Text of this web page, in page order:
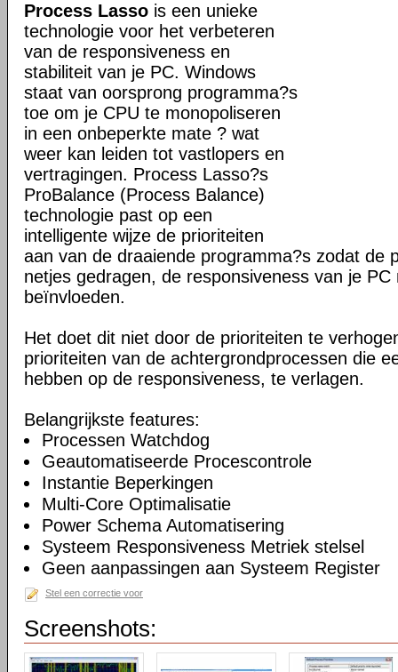
Process Lasso is een unieke
technologie voor het verbeteren
van de responsiveness en
stabiliteit van je PC. Windows
staat van oorsprong programma?s
toe om je CPU te monopoliseren
in een onbeperkte mate ? wat
weer kan leiden tot vastlopers en
vertragingen. Process Lasso?s
ProBalance (Process Balance)
technologie past op een
intelligente wijze de prioriteiten
aan van de draaiende programma?s zodat de
netjes gedragen, de responsiveness van je PC
beïnvloeden.
Het doet dit niet door de prioriteiten te
prioriteiten van de achtergrondprocessen die
hebben op de responsiveness, te verlagen.
Belangrijkste features:
Processen Watchdog
Geautomatiseerde Procescontrole
Instantie Beperkingen
Multi-Core Optimalisatie
Power Schema Automatisering
Systeem Responsiveness Metriek stelsel
Geen aanpassingen aan Systeem Register
Stel een correctie voor
Screenshots: